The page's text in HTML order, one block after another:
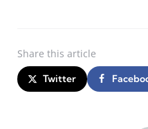
Share this article
Twitter